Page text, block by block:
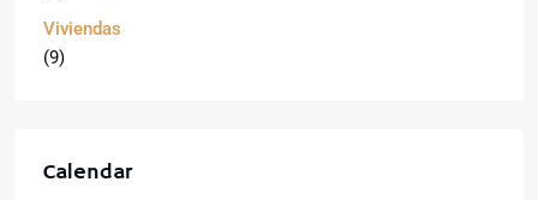
Viviendas
(9)
Calendar